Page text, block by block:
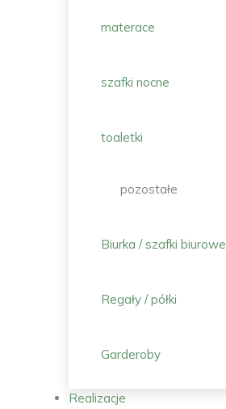
materace
szafki nocne
toaletki
pozostałe
Biurka / szafki biurowe
Regały / półki
Garderoby
Realizacje